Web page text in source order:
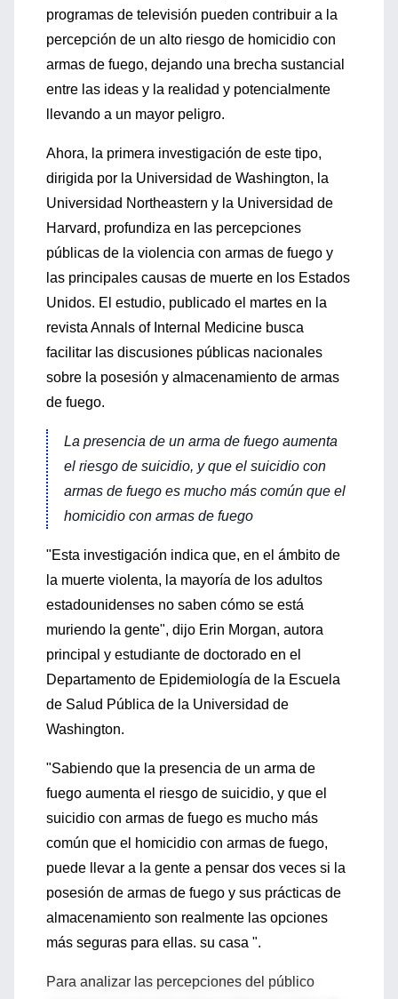
programas de televisión pueden contribuir a la
percepción de un alto riesgo de homicidio con
armas de fuego, dejando una brecha sustancial
entre las ideas y la realidad y potencialmente
llevando a un mayor peligro.
Ahora, la primera investigación de este tipo,
dirigida por la Universidad de Washington, la
Universidad Northeastern y la Universidad de
Harvard, profundiza en las percepciones
públicas de la violencia con armas de fuego y
las principales causas de muerte en los Estados
Unidos. El estudio, publicado el martes en la
revista Annals of Internal Medicine busca
facilitar las discusiones públicas nacionales
sobre la posesión y almacenamiento de armas
de fuego.
La presencia de un arma de fuego aumenta
el riesgo de suicidio, y que el suicidio con
armas de fuego es mucho más común que el
homicidio con armas de fuego
"Esta investigación indica que, en el ámbito de
la muerte violenta, la mayoría de los adultos
estadounidenses no saben cómo se está
muriendo la gente", dijo Erin Morgan, autora
principal y estudiante de doctorado en el
Departamento de Epidemiología de la Escuela
de Salud Pública de la Universidad de
Washington.
"Sabiendo que la presencia de un arma de
fuego aumenta el riesgo de suicidio, y que el
suicidio con armas de fuego es mucho más
común que el homicidio con armas de fuego,
puede llevar a la gente a pensar dos veces si la
posesión de armas de fuego y sus prácticas de
almacenamiento son realmente las opciones
más seguras para ellas. su casa ".
Para analizar las percepciones del público